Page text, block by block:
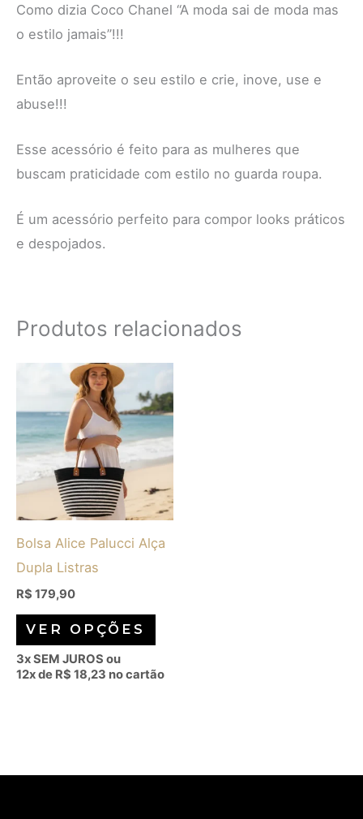
Como dizia Coco Chanel “A moda sai de moda mas
o estilo jamais”!!!
Então aproveite o seu estilo e crie, inove, use e
abuse!!!
Esse acessório é feito para as mulheres que
buscam praticidade com estilo no guarda roupa.
É um acessório perfeito para compor looks práticos
e despojados.
Produtos relacionados
Bolsa Alice Palucci Alça
Dupla Listras
R$ 179,90
VER OPÇÕES
produto
As
opções
podem
na
página
do
3x SEM JUROS ou
12x de R$ 18,23 no cartão